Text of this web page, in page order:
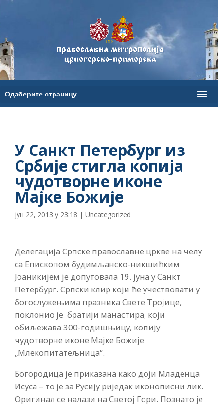
У Санкт Петербург из
Србије стигла копија
чудотворне иконе
Мајке Божије
јун 22, 2013 у 23:18 | Uncategorized
Делегација Српске православне цркве на челу
са Епископом будимљанско-никшићким
Јоаникијем је допутовала 19. јуна у Санкт
Петербург. Српски клир који ће учествовати у
богослужењима празника Свете Тројице,
поклонио је братији манастира, који
обиљежава 300-годишњицу, копију
чудотворне иконе Мајке Божије
„Млекопитатељница“.
Богородица је приказана како доји Младенца
Исуса – то је за Русију риједак иконописни лик.
Оригинал се налази на Светој Гори. Познато је